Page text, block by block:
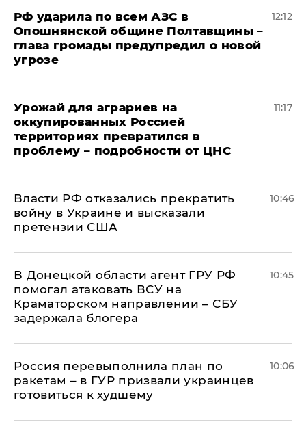
РФ ударила по всем АЗС в
Опошнянской общине Полтавщины –
глава громады предупредил о новой
угрозе
12:12
Урожай для аграриев на
оккупированных Россией
территориях превратился в
проблему – подробности от ЦНС
11:17
Власти РФ отказались прекратить
войну в Украине и высказали
претензии США
10:46
В Донецкой области агент ГРУ РФ
помогал атаковать ВСУ на
Краматорском направлении – СБУ
задержала блогера
10:45
Россия перевыполнила план по
ракетам – в ГУР призвали украинцев
готовиться к худшему
10:06